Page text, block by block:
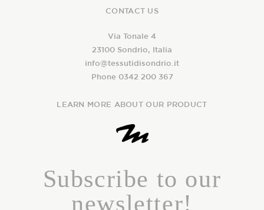
CONTACT US
Via Tonale 4
23100 Sondrio, Italia
info@tessutidisondrio.it
Phone 0342 200 367
LEARN MORE ABOUT OUR PRODUCT
Subscribe to our
newsletter!